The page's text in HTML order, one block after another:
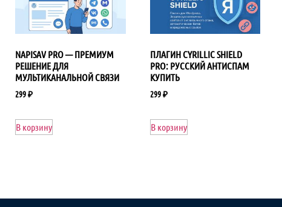
NAPISAV PRO — ПРЕМИУМ
РЕШЕНИЕ ДЛЯ
МУЛЬТИКАНАЛЬНОЙ СВЯЗИ
299₽
В корзину
ПЛАГИН CYRILLIC SHIELD
PRO: РУССКИЙ АНТИСПАМ
КУПИТЬ
299₽
В корзину